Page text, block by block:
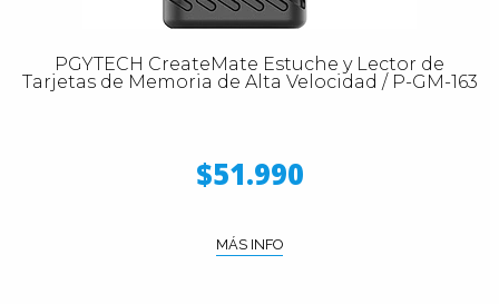
PGYTECH CreateMate Estuche y Lector de
Tarjetas de Memoria de Alta Velocidad / P-GM-163
$51.990
MÁS INFO